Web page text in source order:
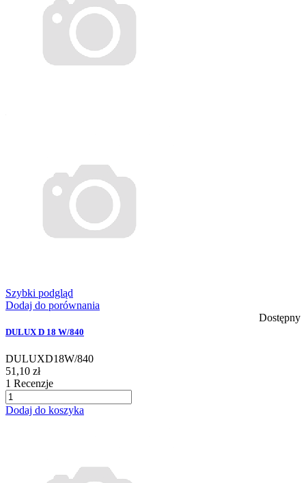
Szybki podgląd
Dodaj do porównania
Dostępny
DULUX D 18 W/840
DULUXD18W/840
51,10 zł
1 Recenzje
Dodaj do koszyka